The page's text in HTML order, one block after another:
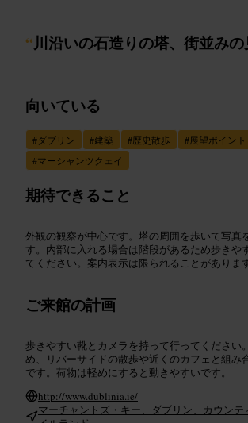
“川沿いの石造りの塔、街並み
向いている
#ダブリン #建築 #歴史散歩 #展望ポイント
#マーシャンツクェイ
期待できること
外観の観察が中心です。塔の周囲を歩いて写真
す。内部に入れる場合は階段があるため歩きや
てください。案内表示は限られることがあります
ご来館の計画
歩きやすい靴とカメラを持って行ってください
め、リバーサイドの散歩や近くのカフェと組み
です。荷物は軽めにすると動きやすいです。
http://www.dublinia.ie/
マーチャントズ・キー、ダブリン、カウンテ